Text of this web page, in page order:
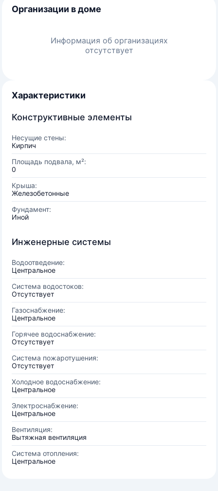
Организации в доме
Информация об организациях
отсутствует
Характеристики
Конструктивные элементы
Несущие стены:
Кирпич
Площадь подвала, м²:
0
Крыша:
Железобетонные
Фундамент:
Иной
Инженерные системы
Водоотведение:
Центральное
Система водостоков:
Отсутствует
Газоснабжение:
Центральное
Горячее водоснабжение:
Отсутствует
Система пожаротушения:
Отсутствует
Холодное водоснабжение:
Центральное
Электроснабжение:
Центральное
Вентиляция:
Вытяжная вентиляция
Система отопления:
Центральное